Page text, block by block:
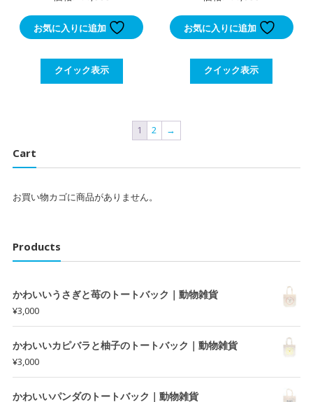
お気に入りに追加
クイック表示
お気に入りに追加
クイック表示
1 2 →
Cart
お買い物カゴに商品がありません。
Products
かわいいうさぎと苺のトートバック｜動物雑貨
¥3,000
かわいいカピバラと柚子のトートバック｜動物雑貨
¥3,000
かわいいパンダのトートバック｜動物雑貨